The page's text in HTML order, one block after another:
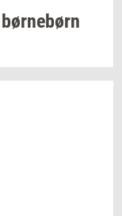
bør­ne­børn